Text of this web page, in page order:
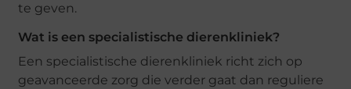
te geven.
Wat is een specialistische dierenkliniek?
Een specialistische dierenkliniek richt zich op
geavanceerde zorg die verder gaat dan reguliere